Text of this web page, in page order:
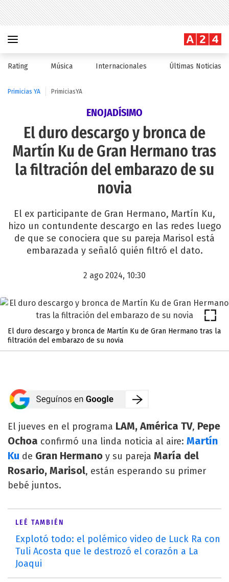
Rating Música Internacionales Últimas Noticias
Primicias YA PrimiciasYA
ENOJADÍSIMO
El duro descargo y bronca de
Martín Ku de Gran Hermano tras
la filtración del embarazo de su
novia
El ex participante de Gran Hermano, Martín Ku,
hizo un contundente descargo en las redes luego
de que se conociera que su pareja Marisol está
embarazada y señaló quién filtró el dato.
2 ago 2024, 10:30
El duro descargo y bronca de Martín Ku de Gran Hermano tras la
filtración del embarazo de su novia
El jueves en el programa LAM, América TV, Pepe
Ochoa confirmó una linda noticia al aire: Martín
Ku de Gran Hermano y su pareja María del
Rosario, Marisol, están esperando su primer
bebé juntos.
LEÉ TAMBIÉN
Explotó todo: el polémico video de Luck Ra con
Tuli Acosta que le destrozó el corazón a La
Joaqui